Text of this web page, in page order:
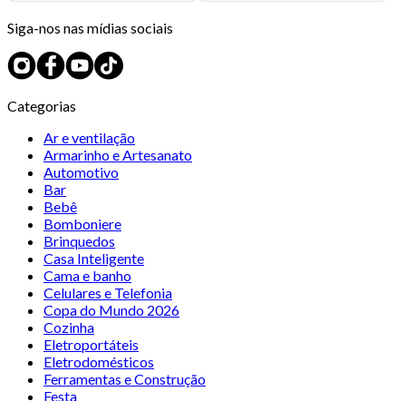
Siga-nos nas mídias sociais
Categorias
Ar e ventilação
Armarinho e Artesanato
Automotivo
Bar
Bebê
Bomboniere
Brinquedos
Casa Inteligente
Cama e banho
Celulares e Telefonia
Copa do Mundo 2026
Cozinha
Eletroportáteis
Eletrodomésticos
Ferramentas e Construção
Festa